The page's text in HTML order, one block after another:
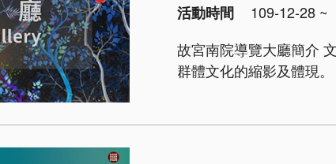
活動時間
109-12-28 ~
故宮南院導覽大廳簡介 文化起源於生命共同體， 博物館藏品則是不同生命
群體文化的縮影及體現